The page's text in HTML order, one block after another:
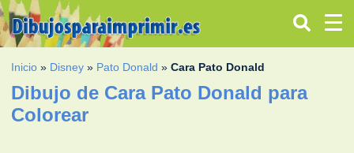
Inicio » Disney » Pato Donald »Cara Pato Donald
Dibujo de Cara Pato Donald para
Colorear